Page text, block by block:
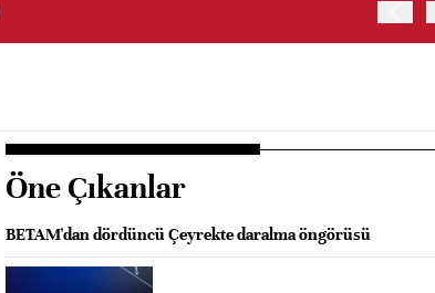
Öne Çıkanlar
BETAM'dan dördüncü Çeyrekte daralma öngörüsü